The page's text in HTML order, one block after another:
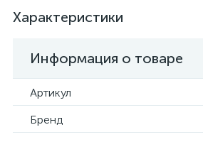
Характеристики
Информация о товаре
Артикул
Бренд